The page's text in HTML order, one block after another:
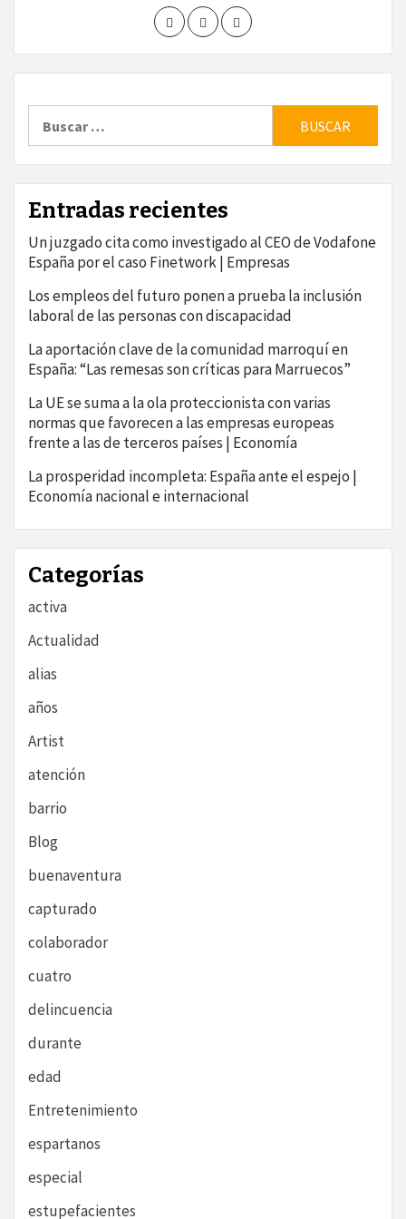
Entradas recientes
Un juzgado cita como investigado al CEO de Vodafone
España por el caso Finetwork | Empresas
Los empleos del futuro ponen a prueba la inclusión
laboral de las personas con discapacidad
La aportación clave de la comunidad marroquí en
España: “Las remesas son críticas para Marruecos”
La UE se suma a la ola proteccionista con varias
normas que favorecen a las empresas europeas
frente a las de terceros países | Economía
La prosperidad incompleta: España ante el espejo |
Economía nacional e internacional
Categorías
activa
Actualidad
alias
años
Artist
atención
barrio
Blog
buenaventura
capturado
colaborador
cuatro
delincuencia
durante
edad
Entretenimiento
espartanos
especial
estupefacientes